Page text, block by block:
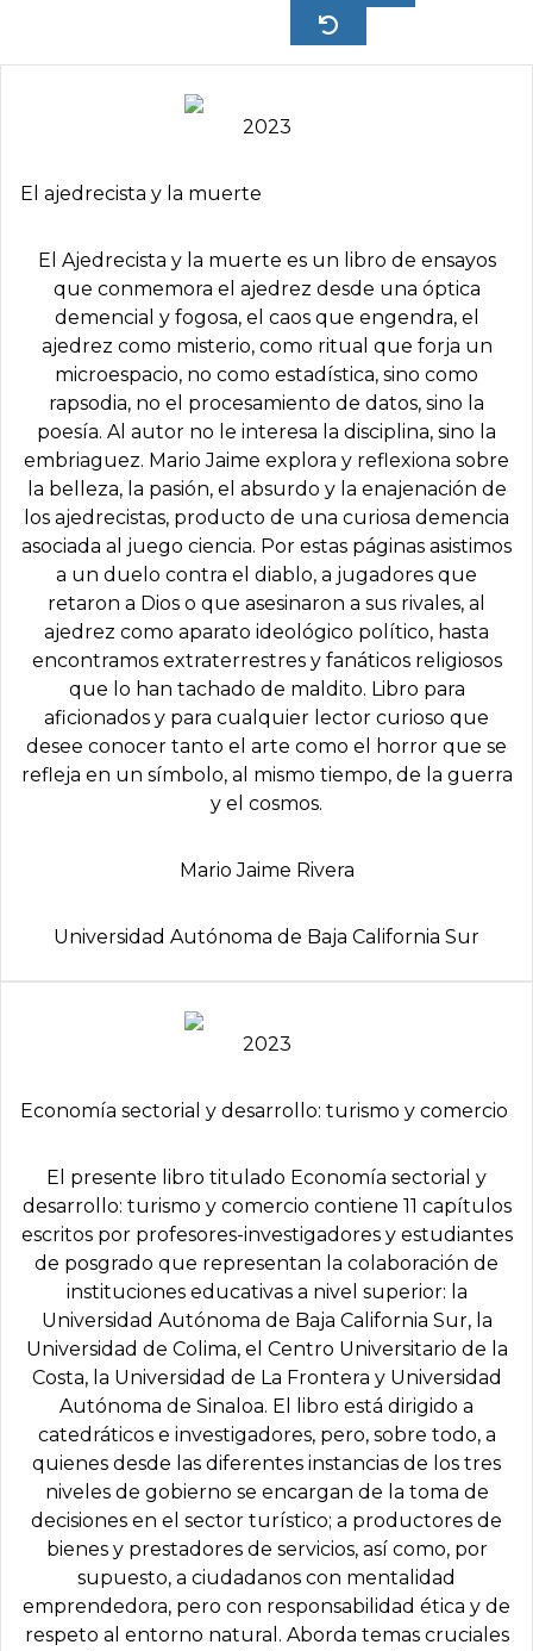
2023
El ajedrecista y la muerte
El Ajedrecista y la muerte es un libro de ensayos
que conmemora el ajedrez desde una óptica
demencial y fogosa, el caos que engendra, el
ajedrez como misterio, como ritual que forja un
microespacio, no como estadística, sino como
rapsodia, no el procesamiento de datos, sino la
poesía. Al autor no le interesa la disciplina, sino la
embriaguez. Mario Jaime explora y reflexiona sobre
la belleza, la pasión, el absurdo y la enajenación de
los ajedrecistas, producto de una curiosa demencia
asociada al juego ciencia. Por estas páginas asistimos
a un duelo contra el diablo, a jugadores que
retaron a Dios o que asesinaron a sus rivales, al
ajedrez como aparato ideológico político, hasta
encontramos extraterrestres y fanáticos religiosos
que lo han tachado de maldito. Libro para
aficionados y para cualquier lector curioso que
desee conocer tanto el arte como el horror que se
refleja en un símbolo, al mismo tiempo, de la guerra
y el cosmos.
Mario Jaime Rivera
Universidad Autónoma de Baja California Sur
2023
Economía sectorial y desarrollo: turismo y comercio
El presente libro titulado Economía sectorial y
desarrollo: turismo y comercio contiene 11 capítulos
escritos por profesores-investigadores y estudiantes
de posgrado que representan la colaboración de
instituciones educativas a nivel superior: la
Universidad Autónoma de Baja California Sur, la
Universidad de Colima, el Centro Universitario de la
Costa, la Universidad de La Frontera y Universidad
Autónoma de Sinaloa. El libro está dirigido a
catedráticos e investigadores, pero, sobre todo, a
quienes desde las diferentes instancias de los tres
niveles de gobierno se encargan de la toma de
decisiones en el sector turístico; a productores de
bienes y prestadores de servicios, así como, por
supuesto, a ciudadanos con mentalidad
emprendedora, pero con responsabilidad ética y de
respeto al entorno natural. Aborda temas cruciales